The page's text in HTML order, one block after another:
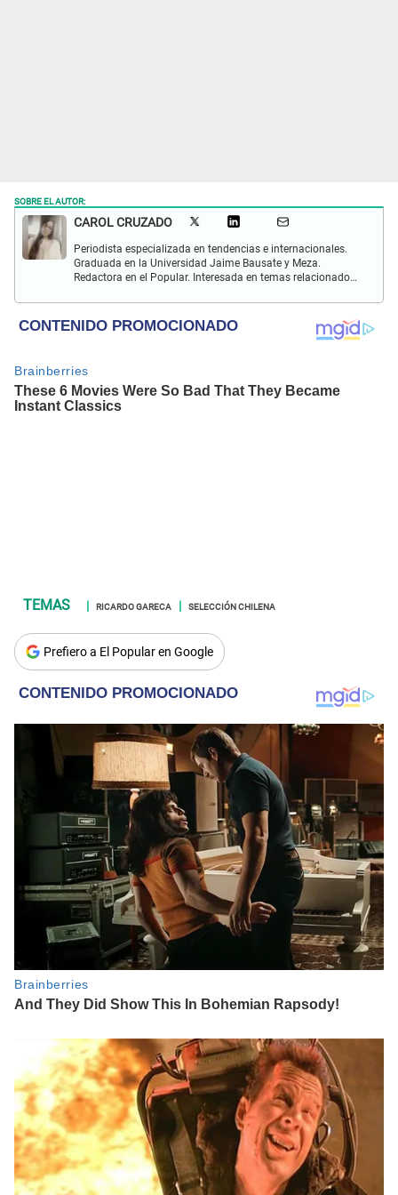
SOBRE EL AUTOR:
CAROL CRUZADO
Periodista especializada en tendencias e internacionales.
Graduada en la Universidad Jaime Bausate y Meza.
Redactora en el Popular. Interesada en temas relacionados
comunidades nativas y apoyo social.
RICARDO GARECA SELECCIÓN CHILENA
Prefiero a El Popular en Google